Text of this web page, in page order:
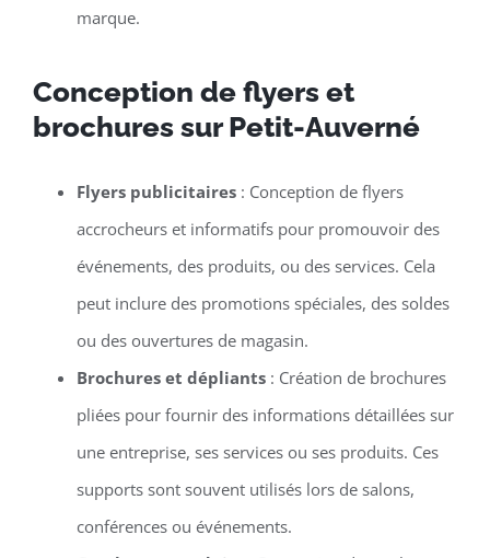
marque.
Conception de flyers et
brochures sur Petit-Auverné
Flyers publicitaires: Conception de flyers
accrocheurs et informatifs pour promouvoir des
événements, des produits, ou des services. Cela
peut inclure des promotions spéciales, des soldes
ou des ouvertures de magasin.
Brochures et dépliants: Création de brochures
pliées pour fournir des informations détaillées sur
une entreprise, ses services ou ses produits. Ces
supports sont souvent utilisés lors de salons,
conférences ou événements.